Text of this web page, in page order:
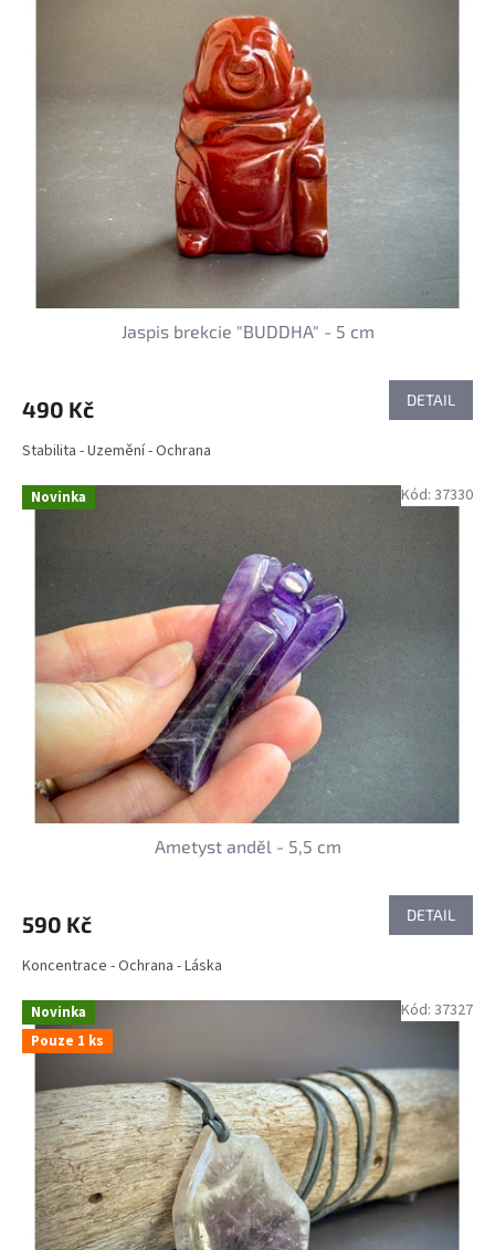
Jaspis brekcie "BUDDHA" - 5 cm
490 Kč DETAIL
Stabilita - Uzemění - Ochrana
Novinka
Ametyst anděl - 5,5 cm
590 Kč DETAIL
Koncentrace - Ochrana - Láska
Kód: 37330
Novinka
Pouze 1 ks
Kód: 37327